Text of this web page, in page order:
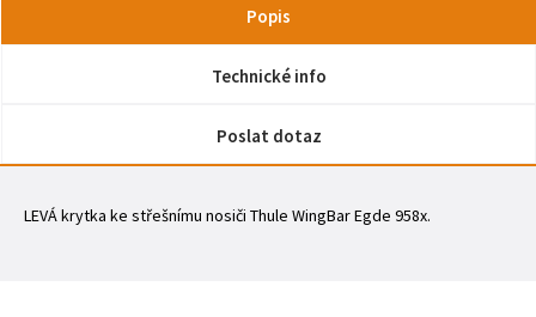
Popis
Technické info
Poslat dotaz
LEVÁ krytka ke střešnímu nosiči Thule WingBar Egde 958x.